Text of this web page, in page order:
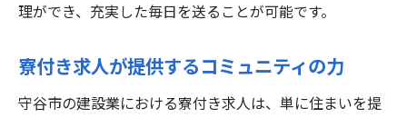
理ができ、充実した毎日を送ることが可能です。
寮付き求人が提供するコミュニティの力
守谷市の建設業における寮付き求人は、単に住まいを提